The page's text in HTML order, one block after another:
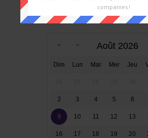
Mots Croisés Par
Août 2026
Dim Lun Mar Mer Jeu
2 3 4 5 6
9 10 11 12 13
16 17 18 19 20
companies!